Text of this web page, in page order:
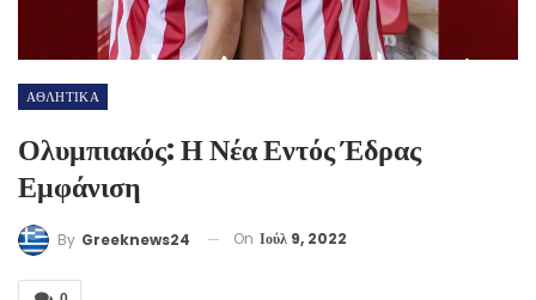
ΑΘΛΗΤΙΚΑ
Ολυμπιακός: Η Νέα Εντός Έδρας
Εμφάνιση
By Greeknews24 On Ιούλ 9, 2022